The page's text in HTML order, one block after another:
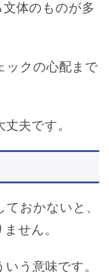
体のものが多
ックの心配まで
夫です。
おかないと、
せん。
う意味です。